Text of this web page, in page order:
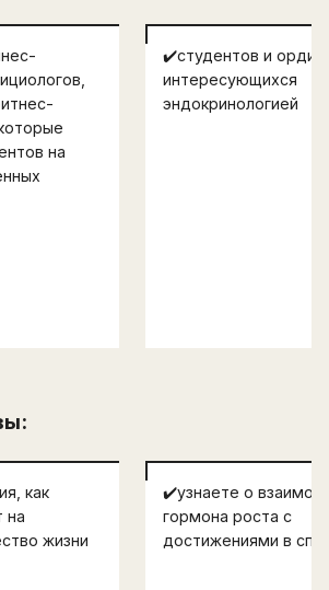
на
✔️студентов и
интересующихся
эндокринологией
как
на
жизни
✔️узнаете о
гормона роста с
достижениями в